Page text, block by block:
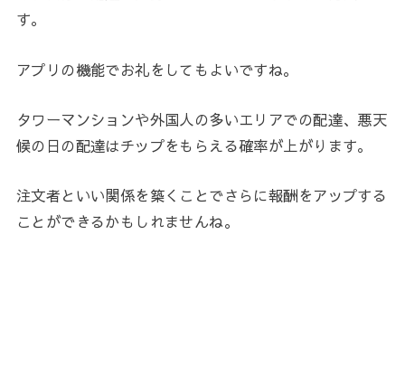
す。
アプリの機能でお礼をしてもよいですね。
タワーマンションや外国人の多いエリアでの配達、悪天
候の日の配達はチップをもらえる確率が上がります。
注文者といい関係を築くことでさらに報酬をアップする
ことができるかもしれませんね。